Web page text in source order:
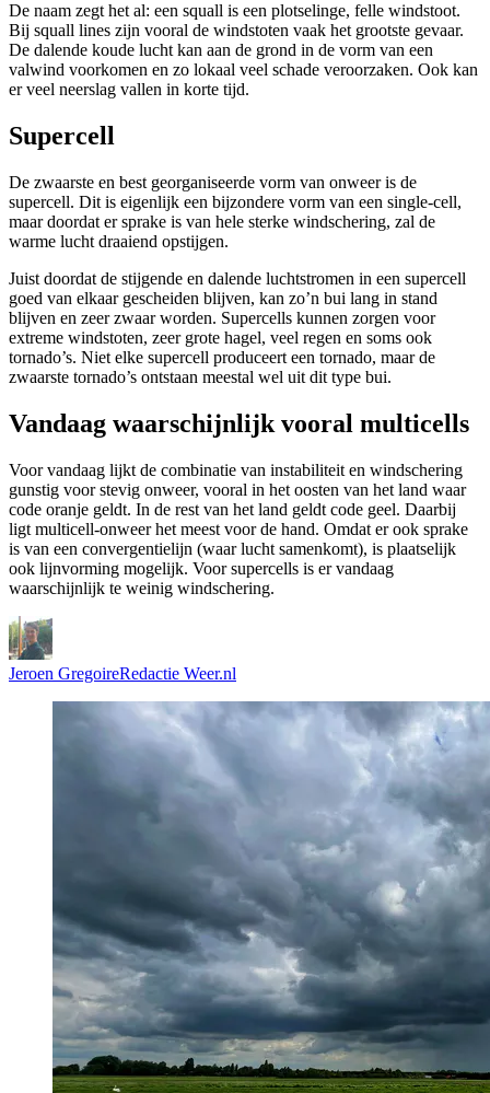
De naam zegt het al: een squall is een plotselinge, felle windstoot.
Bij squall lines zijn vooral de windstoten vaak het grootste gevaar.
De dalende koude lucht kan aan de grond in de vorm van een
valwind voorkomen en zo lokaal veel schade veroorzaken. Ook kan
er veel neerslag vallen in korte tijd.
Supercell
De zwaarste en best georganiseerde vorm van onweer is de
supercell. Dit is eigenlijk een bijzondere vorm van een single-cell,
maar doordat er sprake is van hele sterke windschering, zal de
warme lucht draaiend opstijgen.
Juist doordat de stijgende en dalende luchtstromen in een supercell
goed van elkaar gescheiden blijven, kan zo’n bui lang in stand
blijven en zeer zwaar worden. Supercells kunnen zorgen voor
extreme windstoten, zeer grote hagel, veel regen en soms ook
tornado’s. Niet elke supercell produceert een tornado, maar de
zwaarste tornado’s ontstaan meestal wel uit dit type bui.
Vandaag waarschijnlijk vooral multicells
Voor vandaag lijkt de combinatie van instabiliteit en windschering
gunstig voor stevig onweer, vooral in het oosten van het land waar
code oranje geldt. In de rest van het land geldt code geel. Daarbij
ligt multicell-onweer het meest voor de hand. Omdat er ook sprake
is van een convergentielijn (waar lucht samenkomt), is plaatselijk
ook lijnvorming mogelijk. Voor supercells is er vandaag
waarschijnlijk te weinig windschering.
Jeroen GregoireRedactie Weer.nl